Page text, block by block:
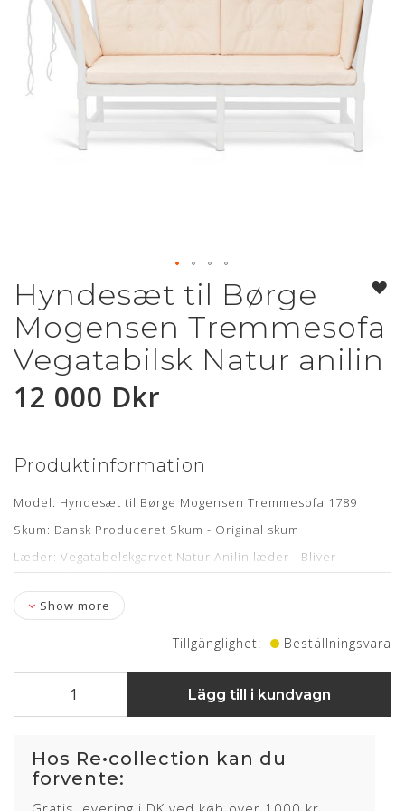
Hoppa
till
början
av
bildgalleriet
Hyndesæt til Børge
Mogensen Tremmesofa
Vegatabilsk Natur anilin
12 000 Dkr
Produktinformation
Model: Hyndesæt til Børge Mogensen Tremmesofa 1789
Skum: Dansk Produceret Skum - Original skum
Læder: Vegatabelskgarvet Natur Anilin læder - Bliver
patineret med tiden
Stropper: Nye medfølger
Om læderet
det bedste sorteringsniveau er anvendt. Anilin læder har
ingen eller kun en ganske let overfladebehandling.
Show more
Tillgänglighet: Beställningsvara
Lägg till i kundvagn
Hos Re•collection kan du
forvente: